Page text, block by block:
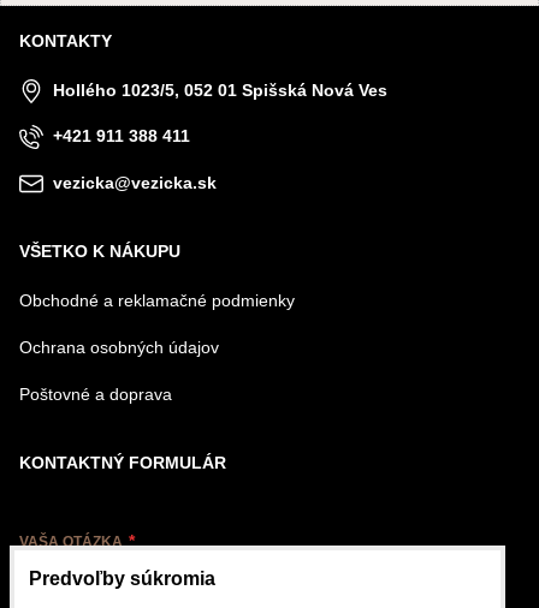
KONTAKTY
Hollého 1023/5, 052 01 Spišská Nová Ves
+421 911 388 411
vezicka@vezicka.sk
VŠETKO K NÁKUPU
Obchodné a reklamačné podmienky
Ochrana osobných údajov
Poštovné a doprava
KONTAKTNÝ FORMULÁR
VAŠA OTÁZKA
Predvoľby súkromia